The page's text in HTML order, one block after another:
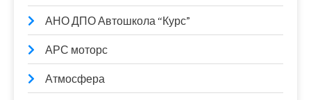
АНО ДПО Автошкола “Курс”
АРС моторс
Атмосфера